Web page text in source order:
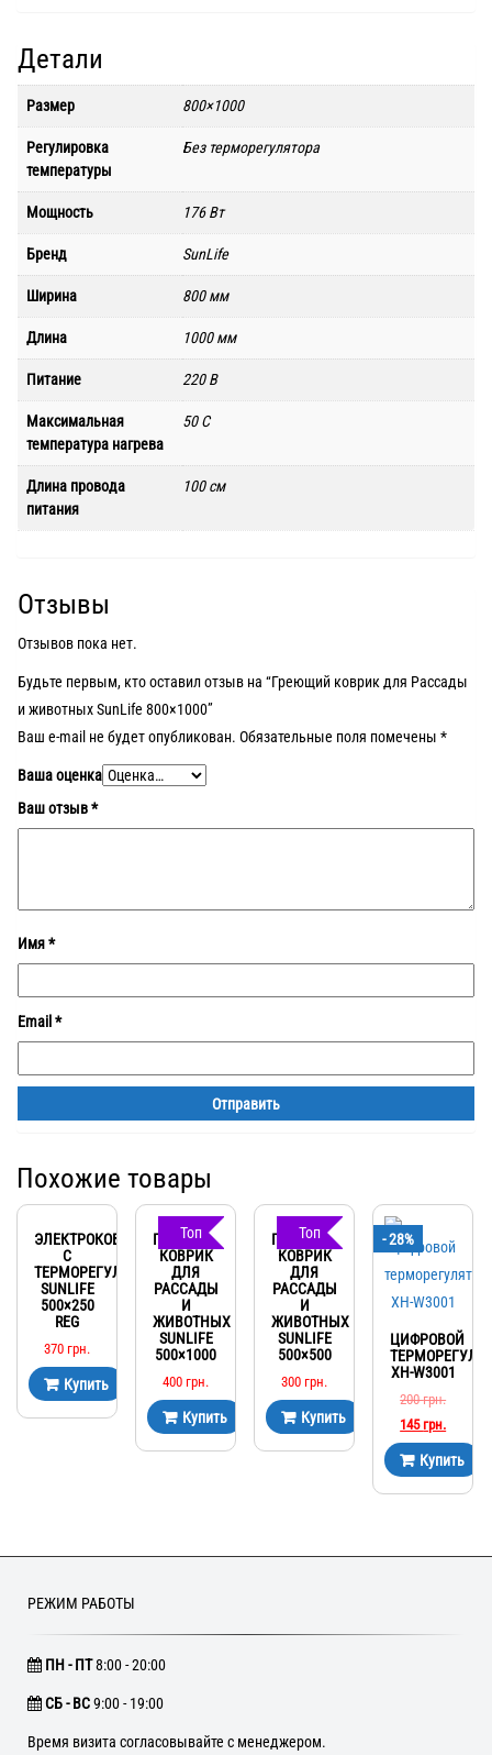
Детали
Размер 800×1000
Регулировка
температуры
Без терморегулятора
Мощность 176 Вт
Бренд SunLife
Ширина 800 мм
Длина 1000 мм
Питание 220 В
Максимальная
температура нагрева
50 C
Длина провода
питания
100 см
Отзывы
Отзывов пока нет.
Будьте первым, кто оставил отзыв на “Греющий коврик для Рассады
и животных SunLife 800×1000”
Ваш e-mail не будет опубликован. Обязательные поля помечены *
Ваша оценка
Ваш отзыв*
Имя*
Email *
Похожие товары
ЭЛЕКТРОКОВРИК
С
ТЕРМОРЕГУЛЯТОРОМ
SUNLIFE
500×250
REG
370 грн.
Купить
Топ
ГРЕЮЩИЙ
КОВРИК
ДЛЯ
РАССАДЫ
И
ЖИВОТНЫХ
SUNLIFE
500×1000
400 грн.
Купить
Топ
ГРЕЮЩИЙ
КОВРИК
ДЛЯ
РАССАДЫ
И
ЖИВОТНЫХ
SUNLIFE
500×500
300 грн.
Купить
- 28%
ЦИФРОВОЙ
XH-W3001
200грн.
145 грн.
Купить
РЕЖИМ РАБОТЫ
ПН - ПТ8:00 - 20:00
CБ - ВС9:00 - 19:00
Время визита согласовывайте с менеджером.